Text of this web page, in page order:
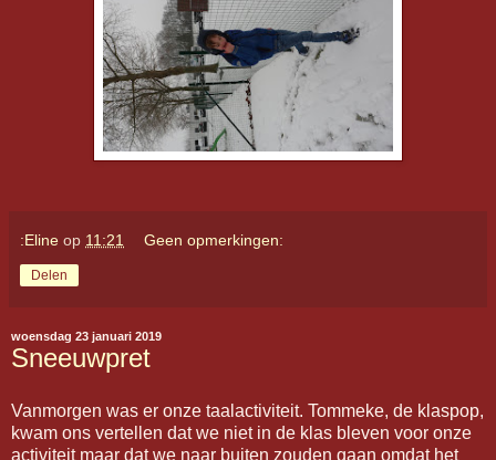
:Eline op 11:21 Geen opmerkingen:
Delen
woensdag 23 januari 2019
Sneeuwpret
Vanmorgen was er onze taalactiviteit. Tommeke, de klaspop,
kwam ons vertellen dat we niet in de klas bleven voor onze
activiteit maar dat we naar buiten zouden gaan omdat het